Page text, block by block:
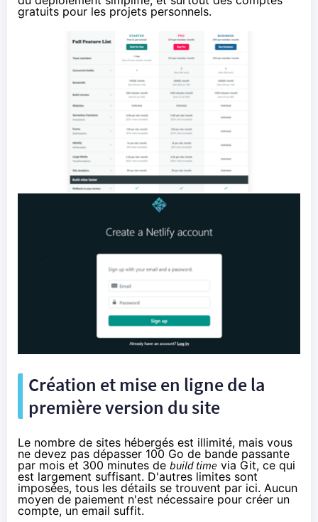
gratuits pour les projets personnels.
Création et mise en ligne de la
première version du site
Le nombre de sites hébergés est illimité, mais vous
ne devez pas dépasser 100 Go de bande passante
par mois et 300 minutes de build time via Git, ce qui
est largement suffisant. D'autres limites sont
imposées, tous les détails se trouvent par ici. Aucun
moyen de paiement n'est nécessaire pour créer un
compte, un email suffit.